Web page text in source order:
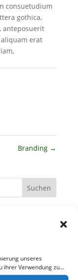
unseres
ihrer Verwendung zu...
consuetudium
gothica,
anteposuerit
erat
Branding →